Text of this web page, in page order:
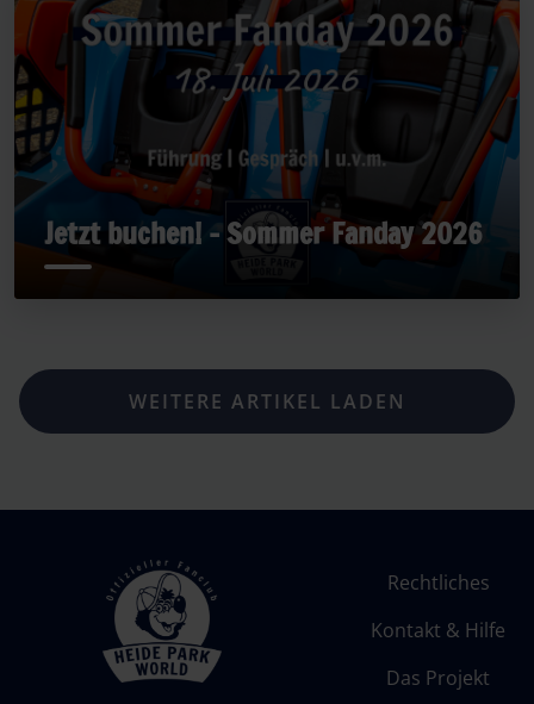
Jetzt buchen! - Sommer Fanday 2026
WEITERE ARTIKEL LADEN
Rechtliches
Kontakt & Hilfe
Das Projekt